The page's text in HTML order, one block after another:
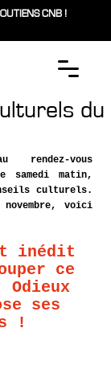
CNB !
du
rendez-vous
samedi matin,
culturels.
voici
inédit
ce
Odieux
ses
!